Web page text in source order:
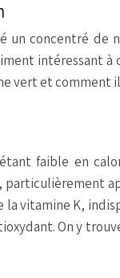
un concentré de
intéressant à
vert et comment
faible en
particulièrement
vitamine K,
On y